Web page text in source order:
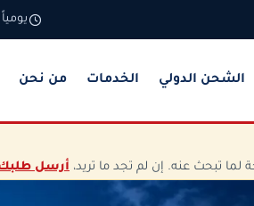
يومياً 7 صباحاً – 11 مساءً · والطلب أونلاين 24 ساعة
الشحن الدولي الخدمات من نحن
تبحث عنه. إن لم تجد ما تريد، أرسل